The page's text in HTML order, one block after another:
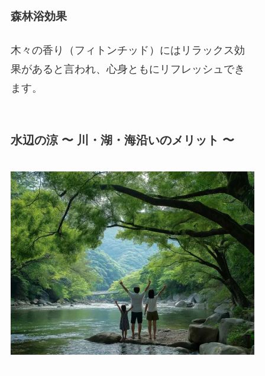
森林浴効果
木々の香り（フィトンチッド）にはリラックス効
果があると言われ、心身ともにリフレッシュでき
ます。
水辺の涼 〜 川・湖・海沿いのメリット 〜